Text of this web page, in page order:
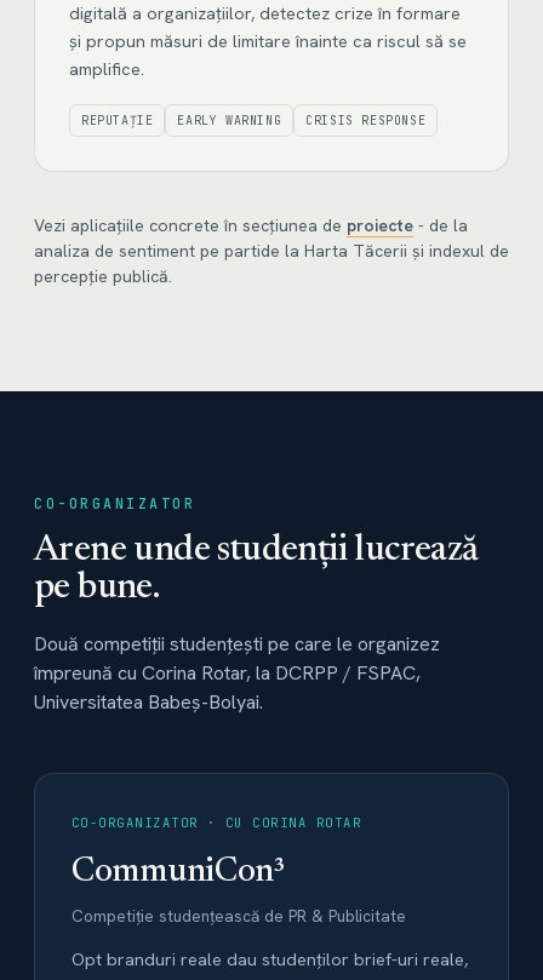
digitală a organizațiilor, detectez crize în formare
și propun măsuri de limitare înainte ca riscul să se
amplifice.
REPUTAȚIE EARLY WARNING CRISIS RESPONSE
Vezi aplicațiile concrete în secțiunea de proiecte - de la
analiza de sentiment pe partide la Harta Tăcerii și indexul de
percepție publică.
CO-ORGANIZATOR
Arene unde studenții lucrează
pe bune.
Două competiții studențești pe care le organizez
împreună cu Corina Rotar, la DCRPP / FSPAC,
Universitatea Babeș-Bolyai.
CO-ORGANIZATOR · CU CORINA ROTAR
CommuniCon³
Competiție studențească de PR & Publicitate
Opt branduri reale dau studenților brief-uri reale,